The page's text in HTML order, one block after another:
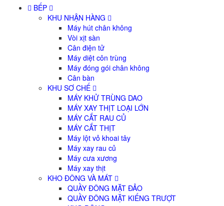
BẾP
KHU NHẬN HÀNG
Máy hút chân không
Vòi xịt sàn
Cân điện tử
Máy diệt côn trùng
Máy đóng gói chân không
Cân bàn
KHU SƠ CHẾ
MÁY KHỬ TRÙNG DAO
MÁY XAY THỊT LOẠI LỚN
MÁY CẮT RAU CỦ
MÁY CẮT THỊT
Máy lột vỏ khoai tây
Máy xay rau củ
Máy cưa xương
Máy xay thịt
KHO ĐÔNG VÀ MÁT
QUẦY ĐÔNG MẶT ĐẢO
QUẦY ĐÔNG MẶT KIẾNG TRƯỢT